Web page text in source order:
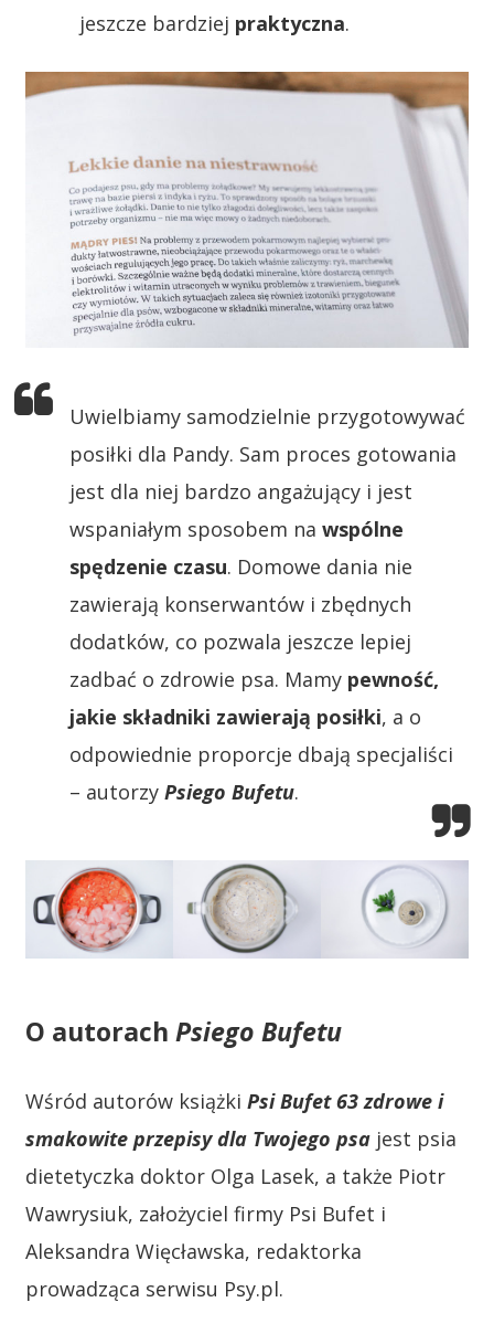
jeszcze bardziej praktyczna.
Uwielbiamy samodzielnie przygotowywać
posiłki dla Pandy. Sam proces gotowania
jest dla niej bardzo angażujący i jest
wspaniałym sposobem na wspólne
spędzenie czasu. Domowe dania nie
zawierają konserwantów i zbędnych
dodatków, co pozwala jeszcze lepiej
zadbać o zdrowie psa. Mamy pewność,
jakie składniki zawierają posiłki, a o
odpowiednie proporcje dbają specjaliści
– autorzy Psiego Bufetu.
O autorach Psiego Bufetu
Wśród autorów książki Psi Bufet 63 zdrowe i
smakowite przepisy dla Twojego psajest psia
dietetyczka doktor Olga Lasek, a także Piotr
Wawrysiuk, założyciel firmy Psi Bufet i
Aleksandra Więcławska, redaktorka
prowadząca serwisu Psy.pl.